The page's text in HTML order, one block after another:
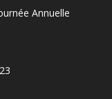
Annuelle